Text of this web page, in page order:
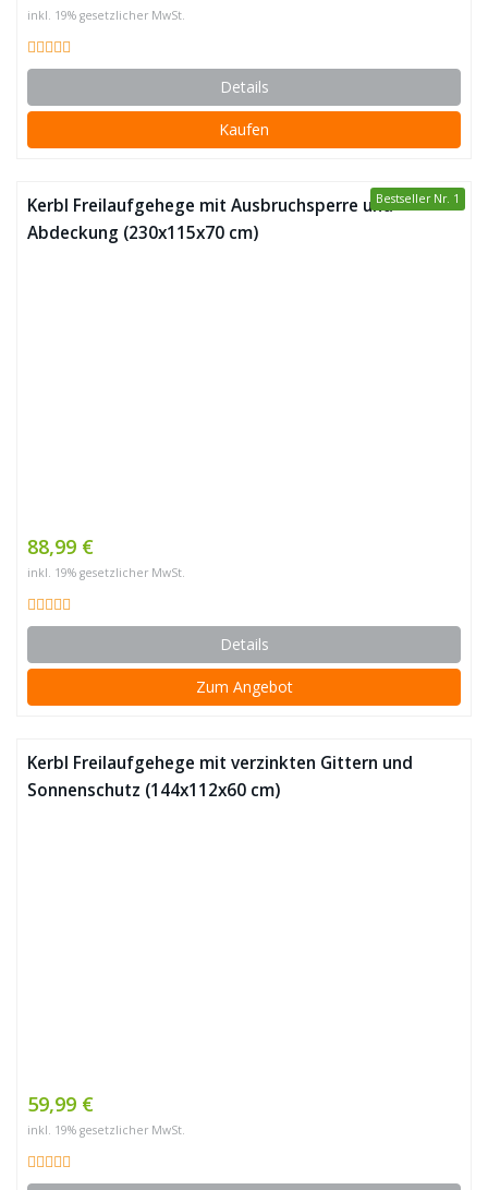
inkl. 19% gesetzlicher MwSt.
Details
Kaufen
Bestseller Nr. 1
Kerbl Freilaufgehege mit Ausbruchsperre und
Abdeckung (230x115x70 cm)
88,99 €
inkl. 19% gesetzlicher MwSt.
Details
Zum Angebot
Kerbl Freilaufgehege mit verzinkten Gittern und
Sonnenschutz (144x112x60 cm)
59,99 €
inkl. 19% gesetzlicher MwSt.